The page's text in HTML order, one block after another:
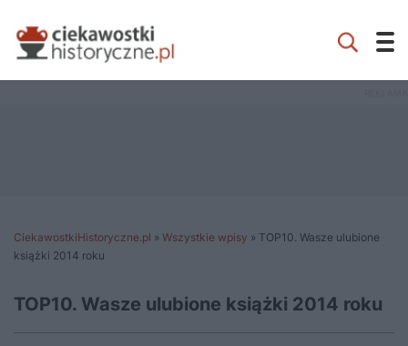
CiekawostkiHistoryczne.pl » Wszystkie wpisy » TOP10. Wasze ulubione
książki 2014 roku
TOP10. Wasze ulubione książki 2014 roku